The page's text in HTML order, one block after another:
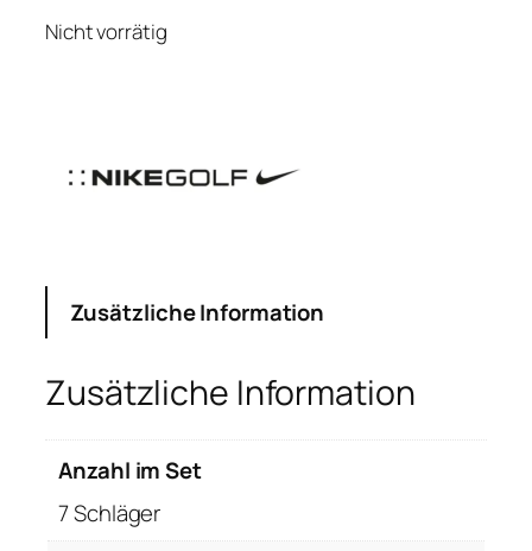
Nicht vorrätig
Zusätzliche Information
Zusätzliche Information
Anzahl im Set
7 Schläger